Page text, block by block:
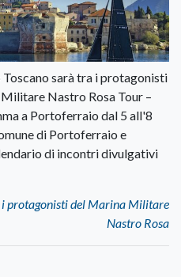
sarà tra i protagonisti
Nastro Rosa Tour –
a Portoferraio dal 5 all'8
di Portoferraio e
di incontri divulgativi
i protagonisti del Marina Militare
Nastro Rosa